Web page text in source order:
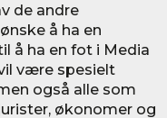
de andre
å ha en
å ha en fot i Media
være spesielt
også alle som
økonomer og